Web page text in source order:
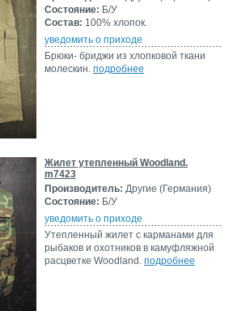
Состояние: Б/У
Состав: 100% хлопок.
уведомить о приходе
Брюки- бриджи из хлопковой ткани
молескин. подробнее
Жилет утепленный Woodland.
m7423
Производитель: Другие (Германия)
Состояние: Б/У
уведомить о приходе
Утепленный жилет с карманами для
рыбаков и охотников в камуфляжной
расцветке Woodland. подробнее